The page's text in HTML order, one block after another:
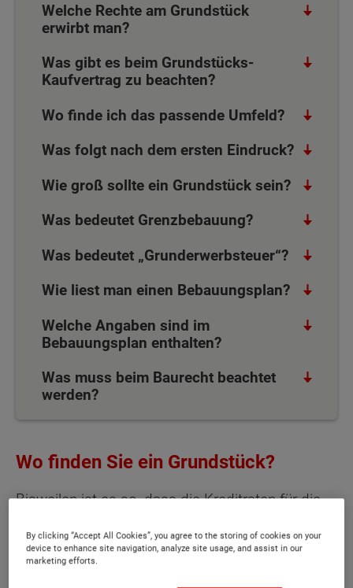
Welche Rechte am Grundstück
erwirbt man?
Was gibt es beim Grundstücks-
Kaufvertrag zu beachten?
Wo finde ich das passende Umfeld?
Was folgt nach dem ersten Eindruck?
Wie groß sollte ein Grundstück sein?
Was bedeutet Grenzbebauung?
Was bedeutet „Grunderwerbsteuer“?
Wie liest man einen Bebauungsplan?
Welche Angaben sind im
Bebauungsplan enthalten?
Was muss beim Baurecht beachtet
werden?
Wo finden Sie ein Grundstück?
Bisweilen ist es so, dass die Kreditraten für die
monatliche Miete. Für viele Familien heißt es
daher: Raus aus der Wohnung und rein ins
By clicking “Accept All Cookies”, you agree to the storing of cookies on your
device to enhance site navigation, analyze site usage, and assist in our
marketing efforts.